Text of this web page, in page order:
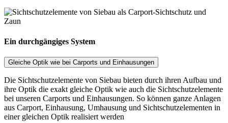
Ein durchgängiges System
Gleiche Optik wie bei Carports und Einhausungen
Die Sichtschutzelemente von Siebau bieten durch ihren Aufbau und
ihre Optik die exakt gleiche Optik wie auch die Sichtschutzelemente
bei unseren Carports und Einhausungen. So können ganze Anlagen
aus Carport, Einhausung, Umhausung und Sichtschutzelementen in
einer gleichen Optik realisiert werden